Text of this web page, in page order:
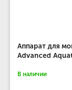
Аппарат для
Advanced
В наличии